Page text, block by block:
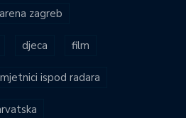
arena zagreb
djeca film
ispod radara